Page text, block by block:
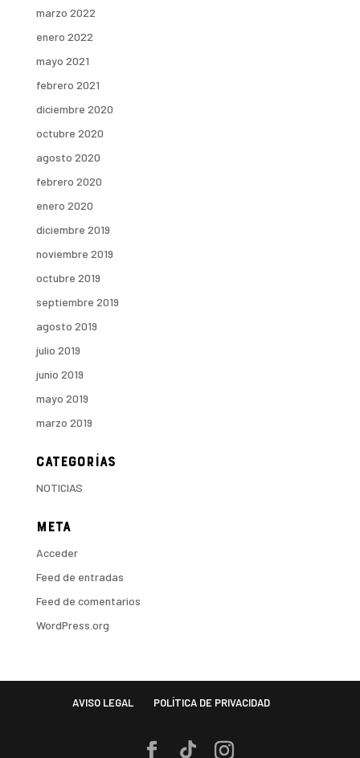
marzo 2022
enero 2022
mayo 2021
febrero 2021
diciembre 2020
octubre 2020
agosto 2020
febrero 2020
enero 2020
diciembre 2019
noviembre 2019
octubre 2019
septiembre 2019
agosto 2019
julio 2019
junio 2019
mayo 2019
marzo 2019
Categorías
NOTICIAS
Meta
Acceder
Feed de entradas
Feed de comentarios
WordPress.org
AVISO LEGAL POLÍTICA DE PRIVACIDAD